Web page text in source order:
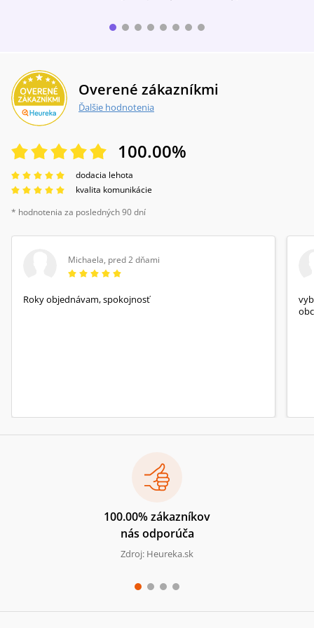
Overené zákazníkmi
Ďalšie hodnotenia
100.00%
dodacia lehota
kvalita komunikácie
* hodnotenia za posledných 90 dní
Michaela, pred 2 dňami
Roky objednávam, spokojnosť
100.00% zákazníkov
nás odporúča
Zdroj: Heureka.sk